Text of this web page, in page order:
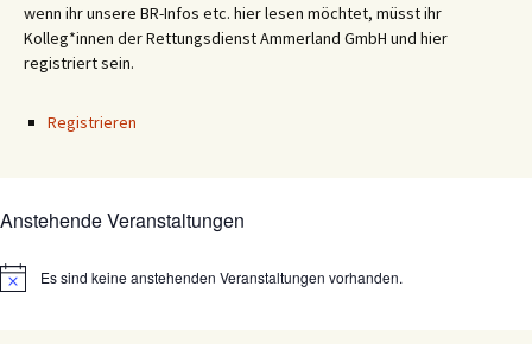
wenn ihr unsere BR-Infos etc. hier lesen möchtet, müsst ihr
Kolleg*innen der Rettungsdienst Ammerland GmbH und hier
registriert sein.
Registrieren
Anstehende Veranstaltungen
HinweisEs sind keine anstehenden Veranstaltungen vorhanden.